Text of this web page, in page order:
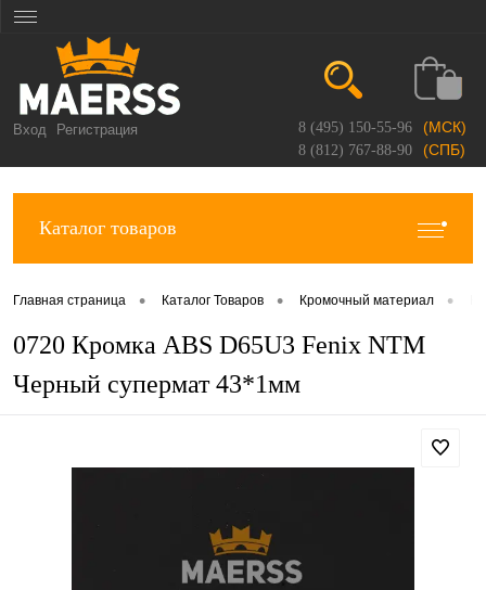
Вход Регистрация 8 (495) 150-55-96 (МСК)
8 (812) 767-88-90 (СПБ)
Каталог товаров
Главная страница • Каталог Товаров • Кромочный материал •
0720 Кромка ABS D65U3 Fenix NTM
Черный супермат 43*1мм